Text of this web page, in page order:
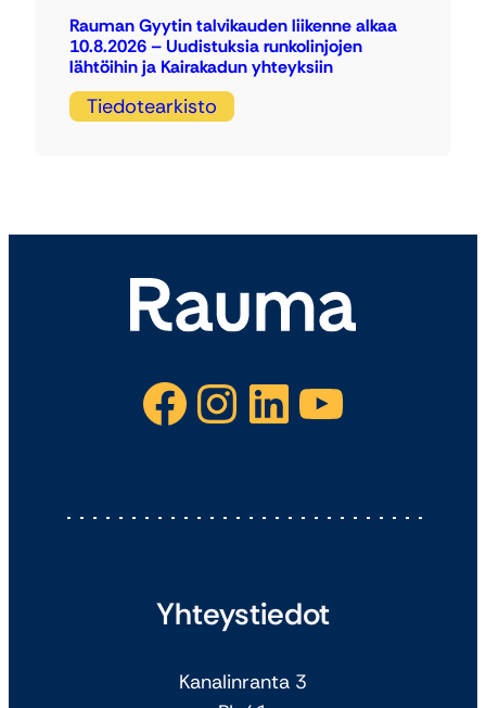
Rauman Gyytin talvikauden liikenne alkaa
10.8.2026 – Uudistuksia runkolinjojen
lähtöihin ja Kairakadun yhteyksiin
Tiedotearkisto
Facebook Instagram LinkedIn YouTube
Yhteystiedot
Kanalinranta 3